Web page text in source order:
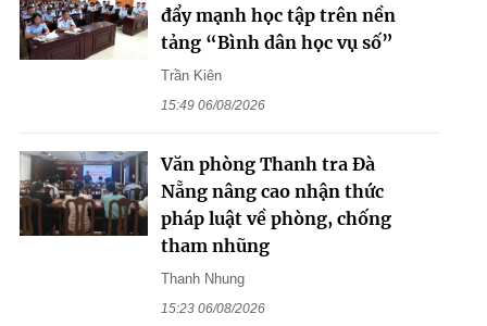
đẩy mạnh học tập trên nền
tảng “Bình dân học vụ số”
Trần Kiên
15:49 06/08/2026
Văn phòng Thanh tra Đà
Nẵng nâng cao nhận thức
pháp luật về phòng, chống
tham nhũng
Thanh Nhung
15:23 06/08/2026